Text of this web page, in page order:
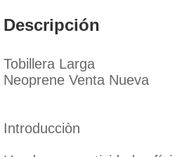
Descripción
Tobillera Larga
Neoprene Venta Nueva
Introducciòn